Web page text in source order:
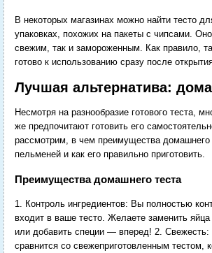
В некоторых магазинах можно найти тесто
упаковках, похожих на пакеты с чипсами.
свежим, так и замороженным. Как правило,
готово к использованию сразу после
Лучшая альтернатива:
Несмотря на разнообразие готового теста,
же предпочитают готовить его
рассмотрим, в чем преимущества домашнего
пельменей и как его правильно приготовить.
Преимущества домашнего теста
1. Контроль ингредиентов: Вы полностью
входит в ваше тесто. Желаете заменить яйца
или добавить специи — вперед! 2. Свежесть:
сравнится со свежеприготовленным тестом,